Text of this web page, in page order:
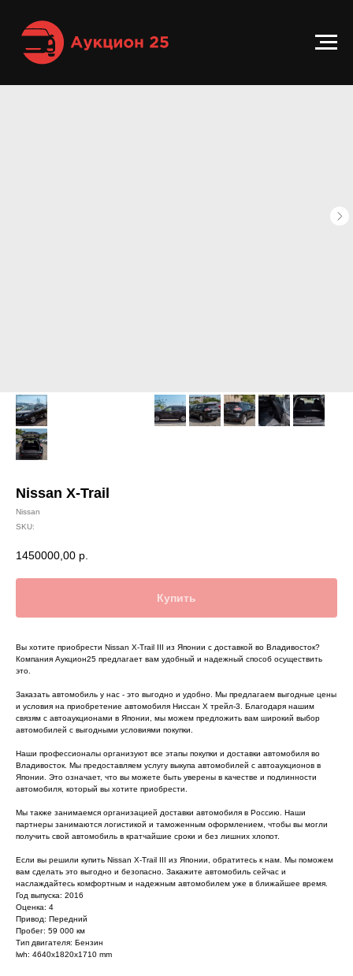
Nissan X-Trail
Nissan
SKU:
1450000,00 р.
Купить
Вы хотите приобрести Nissan X-Trail III из Японии с доставкой во Владивосток?
Компания Аукцион25 предлагает вам удобный и надежный способ осуществить
это.
Заказать автомобиль у нас - это выгодно и удобно. Мы предлагаем выгодные цены
и условия на приобретение автомобиля Ниссан Х трейл-3. Благодаря нашим
связям с автоаукционами в Японии, мы можем предложить вам широкий выбор
автомобилей с выгодными условиями покупки.
Наши профессионалы организуют все этапы покупки и доставки автомобиля во
Владивосток. Мы предоставляем услугу выкупа автомобилей с автоаукционов в
Японии. Это означает, что вы можете быть уверены в качестве и подлинности
автомобиля, который вы хотите приобрести.
Мы также занимаемся организацией доставки автомобиля в Россию. Наши
партнеры занимаются логистикой и таможенным оформлением, чтобы вы могли
получить свой автомобиль в кратчайшие сроки и без лишних хлопот.
Если вы решили купить Nissan X-Trail III из Японии, обратитесь к нам. Мы поможем
вам сделать это выгодно и безопасно. Закажите автомобиль сейчас и
наслаждайтесь комфортным и надежным автомобилем уже в ближайшее время.
Год выпуска: 2016
Оценка: 4
Привод: Передний
Пробег: 59 000 км
Тип двигателя: Бензин
lwh: 4640x1820x1710 mm